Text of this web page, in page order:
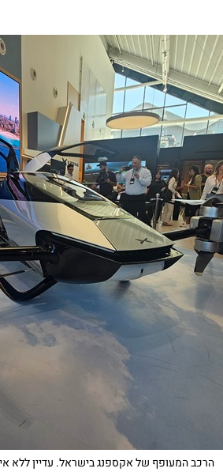
הרכב המעופף של אקספנג בישראל. עדיין ללא